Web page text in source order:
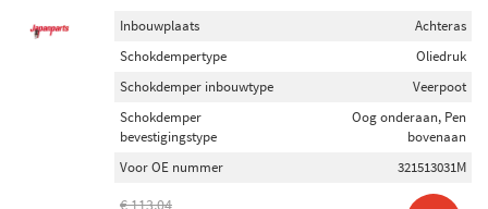
Inbouwplaats
Achteras
Schokdempertype
Oliedruk
Schokdemper inbouwtype
Veerpoot
Schokdemper
bevestigingstype
Oog onderaan, Pen
bovenaan
Voor OE nummer
321513031M
€ 113,04